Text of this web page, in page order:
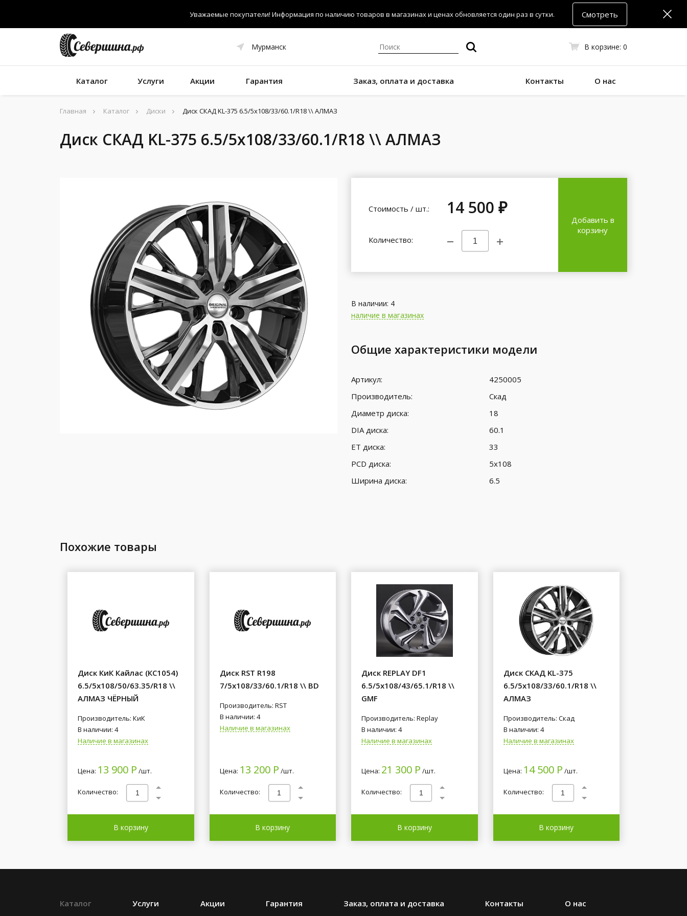
Уважаемые покупатели! Информация по наличию товаров в магазинах и ценах обновляется один раз в сутки. Смотреть
Мурманск В корзине: 0
Каталог Услуги Акции Гарантия Заказ, оплата и доставка Контакты О нас
Главная Каталог Диски Диск СКАД KL-375 6.5/5x108/33/60.1/R18 \\ АЛМАЗ
Диск СКАД KL-375 6.5/5x108/33/60.1/R18 \\ АЛМАЗ
Стоимость / шт.: 14 500 ₽
Количество:
Добавить в
корзину
В наличии: 4
наличие в магазинах
Общие характеристики модели
Артикул:
4250005
Производитель:
Скад
Диаметр диска:
18
DIA диска:
60.1
ET диска:
33
PCD диска:
5x108
Ширина диска:
6.5
Похожие товары
Диск КиК Кайлас (КС1054)
6.5/5x108/50/63.35/R18 \\
АЛМАЗ ЧЁРНЫЙ
Производитель: КиК
В наличии: 4
Наличие в магазинах
Цена: 13 900 Р /шт.
Количество:
В корзину
Диск RST R198
7/5x108/33/60.1/R18 \\ BD
Производитель: RST
В наличии: 4
Наличие в магазинах
Цена: 13 200 Р /шт.
Количество:
В корзину
Диск REPLAY DF1
6.5/5x108/43/65.1/R18 \\
GMF
Производитель: Replay
В наличии: 4
Наличие в магазинах
Цена: 21 300 Р /шт.
Количество:
В корзину
Диск СКАД KL-375
6.5/5x108/33/60.1/R18 \\
АЛМАЗ
Производитель: Скад
В наличии: 4
Наличие в магазинах
Цена: 14 500 Р /шт.
Количество:
В корзину
Каталог Услуги Акции Гарантия Заказ, оплата и доставка Контакты О нас